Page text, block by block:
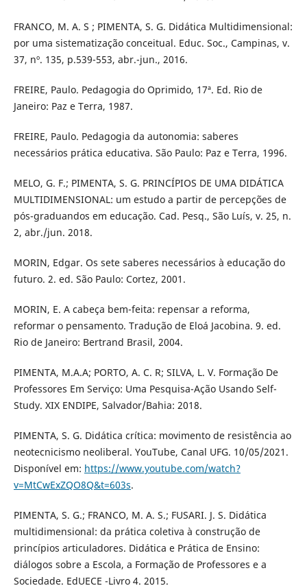
FRANCO, M. A. S ; PIMENTA, S. G. Didática Multidimensional:
por uma sistematização conceitual. Educ. Soc., Campinas, v.
37, nº. 135, p.539-553, abr.-jun., 2016.
FREIRE, Paulo. Pedagogia do Oprimido, 17ª. Ed. Rio de
Janeiro: Paz e Terra, 1987.
FREIRE, Paulo. Pedagogia da autonomia: saberes
necessários prática educativa. São Paulo: Paz e Terra, 1996.
MELO, G. F.; PIMENTA, S. G. PRINCÍPIOS DE UMA DIDÁTICA
MULTIDIMENSIONAL: um estudo a partir de percepções de
pós-graduandos em educação. Cad. Pesq., São Luís, v. 25, n.
2, abr./jun. 2018.
MORIN, Edgar. Os sete saberes necessários à educação do
futuro. 2. ed. São Paulo: Cortez, 2001.
MORIN, E. A cabeça bem-feita: repensar a reforma,
reformar o pensamento. Tradução de Eloá Jacobina. 9. ed.
Rio de Janeiro: Bertrand Brasil, 2004.
PIMENTA, M.A.A; PORTO, A. C. R; SILVA, L. V. Formação De
Professores Em Serviço: Uma Pesquisa-Ação Usando Self-
Study. XIX ENDIPE, Salvador/Bahia: 2018.
PIMENTA, S. G. Didática crítica: movimento de resistência ao
neotecnicismo neoliberal. YouTube, Canal UFG. 10/05/2021.
Disponível em: https://www.youtube.com/watch?
v=MtCwExZQO8Q&t=603s.
PIMENTA, S. G.; FRANCO, M. A. S.; FUSARI. J. S. Didática
multidimensional: da prática coletiva à construção de
princípios articuladores. Didática e Prática de Ensino:
diálogos sobre a Escola, a Formação de Professores e a
Sociedade. EdUECE -Livro 4. 2015.